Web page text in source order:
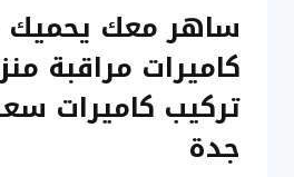
ساهر معك يحميك
كاميرات مراقبة
تركيب كاميرات
جدة